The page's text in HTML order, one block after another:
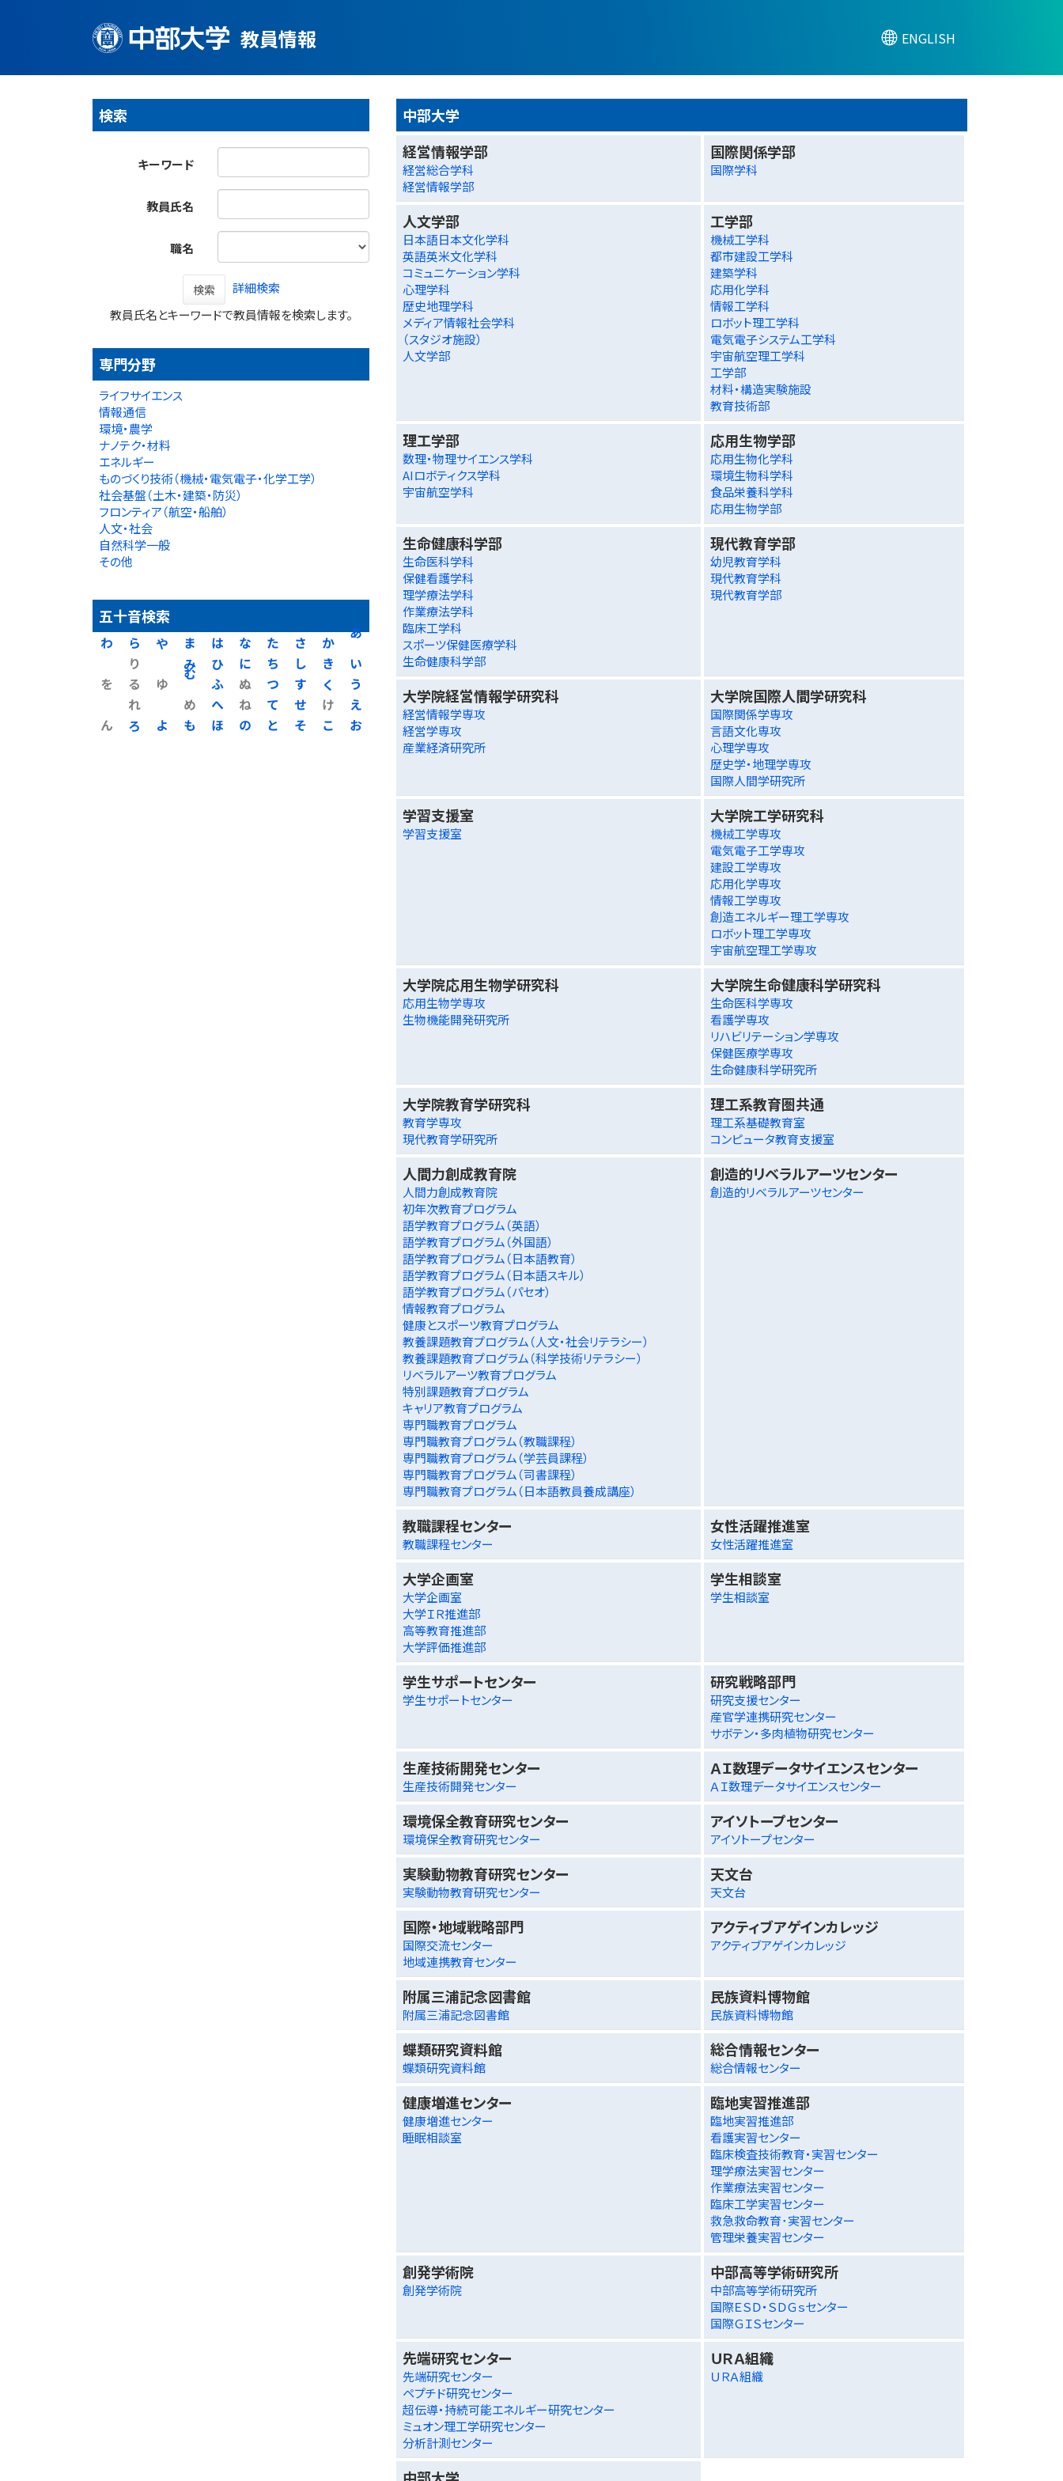
教員情報 ENGLISH
検索
キーワード
教員氏名
職名
検索
詳細検索
教員氏名とキーワードで教員情報を検索します。
専門分野
ライフサイエンス
情報通信
環境・農学
ナノテク・材料
エネルギー
ものづくり技術（機械・電気電子・化学工学）
社会基盤（土木・建築・防災）
フロンティア（航空・船舶）
人文・社会
自然科学一般
その他
五十音検索
あ
い
う
え
お
か
き
く
け
こ
さ
し
す
せ
そ
た
ち
つ
て
と
な
に
ぬ
ね
の
は
ひ
ふ
へ
ほ
ま
み
む
め
も
や
ゆ
よ
ら
り
る
れ
ろ
わ
を
ん
中部大学
経営情報学部
経営総合学科
経営情報学部
国際関係学部
国際学科
人文学部
日本語日本文化学科
英語英米文化学科
コミュニケーション学科
心理学科
歴史地理学科
メディア情報社会学科
（スタジオ施設）
人文学部
工学部
機械工学科
都市建設工学科
建築学科
応用化学科
情報工学科
ロボット理工学科
電気電子システム工学科
宇宙航空理工学科
工学部
材料・構造実験施設
教育技術部
理工学部
数理・物理サイエンス学科
AIロボティクス学科
宇宙航空学科
応用生物学部
応用生物化学科
環境生物科学科
食品栄養科学科
応用生物学部
生命健康科学部
生命医科学科
保健看護学科
理学療法学科
作業療法学科
臨床工学科
スポーツ保健医療学科
生命健康科学部
現代教育学部
幼児教育学科
現代教育学科
現代教育学部
大学院経営情報学研究科
経営情報学専攻
経営学専攻
産業経済研究所
大学院国際人間学研究科
国際関係学専攻
言語文化専攻
心理学専攻
歴史学・地理学専攻
国際人間学研究所
学習支援室
学習支援室
大学院工学研究科
機械工学専攻
電気電子工学専攻
建設工学専攻
応用化学専攻
情報工学専攻
創造エネルギー理工学専攻
ロボット理工学専攻
宇宙航空理工学専攻
大学院応用生物学研究科
応用生物学専攻
生物機能開発研究所
大学院生命健康科学研究科
生命医科学専攻
看護学専攻
リハビリテーション学専攻
保健医療学専攻
生命健康科学研究所
大学院教育学研究科
教育学専攻
現代教育学研究所
理工系教育圏共通
理工系基礎教育室
コンピュータ教育支援室
人間力創成教育院
人間力創成教育院
初年次教育プログラム
語学教育プログラム（英語）
語学教育プログラム（外国語）
語学教育プログラム（日本語教育）
語学教育プログラム（日本語スキル）
語学教育プログラム（パセオ）
情報教育プログラム
健康とスポーツ教育プログラム
教養課題教育プログラム（人文・社会リテラシー）
教養課題教育プログラム（科学技術リテラシー）
リベラルアーツ教育プログラム
特別課題教育プログラム
キャリア教育プログラム
専門職教育プログラム
専門職教育プログラム（教職課程）
専門職教育プログラム（学芸員課程）
専門職教育プログラム（司書課程）
専門職教育プログラム（日本語教員養成講座）
創造的リベラルアーツセンター
創造的リベラルアーツセンター
教職課程センター
教職課程センター
女性活躍推進室
女性活躍推進室
大学企画室
大学企画室
大学ＩＲ推進部
高等教育推進部
大学評価推進部
学生相談室
学生相談室
学生サポートセンター
学生サポートセンター
研究戦略部門
研究支援センター
産官学連携研究センター
サボテン・多肉植物研究センター
生産技術開発センター
生産技術開発センター
ＡＩ数理データサイエンスセンター
ＡＩ数理データサイエンスセンター
環境保全教育研究センター
環境保全教育研究センター
アイソトープセンター
アイソトープセンター
実験動物教育研究センター
実験動物教育研究センター
天文台
天文台
国際・地域戦略部門
国際交流センター
地域連携教育センター
アクティブアゲインカレッジ
アクティブアゲインカレッジ
附属三浦記念図書館
附属三浦記念図書館
民族資料博物館
民族資料博物館
蝶類研究資料館
蝶類研究資料館
総合情報センター
総合情報センター
健康増進センター
健康増進センター
睡眠相談室
臨地実習推進部
臨地実習推進部
看護実習センター
臨床検査技術教育・実習センター
理学療法実習センター
作業療法実習センター
臨床工学実習センター
救急救命教育･実習センター
管理栄養実習センター
創発学術院
創発学術院
中部高等学術研究所
中部高等学術研究所
国際ＥＳＤ・ＳＤＧｓセンター
国際ＧＩＳセンター
先端研究センター
先端研究センター
ペプチド研究センター
超伝導・持続可能エネルギー研究センター
ミュオン理工学研究センター
分析計測センター
ＵＲＡ組織
ＵＲＡ組織